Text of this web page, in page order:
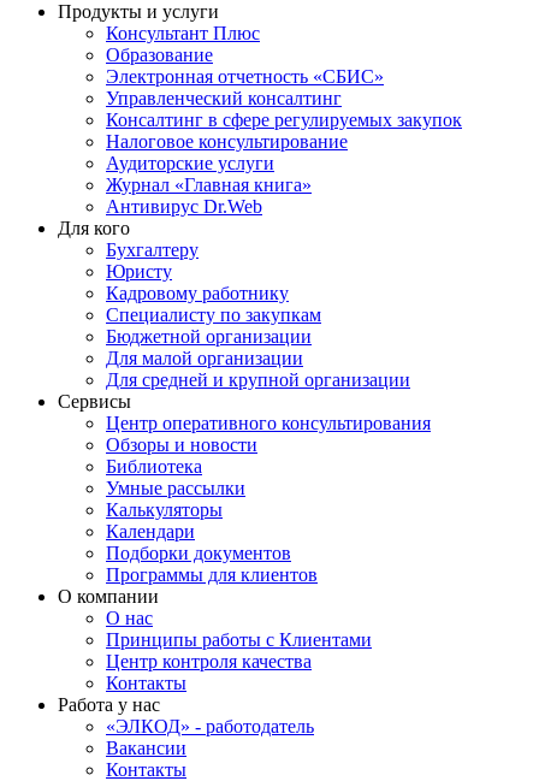
Продукты и услуги
Консультант Плюс
Образование
Электронная отчетность «СБИС»
Управленческий консалтинг
Консалтинг в сфере регулируемых закупок
Налоговое консультирование
Аудиторские услуги
Журнал «Главная книга»
Антивирус Dr.Web
Для кого
Бухгалтеру
Юристу
Кадровому работнику
Специалисту по закупкам
Бюджетной организации
Для малой организации
Для средней и крупной организации
Сервисы
Центр оперативного консультирования
Обзоры и новости
Библиотека
Умные рассылки
Калькуляторы
Календари
Подборки документов
Программы для клиентов
О компании
О нас
Принципы работы с Клиентами
Центр контроля качества
Контакты
Работа у нас
«ЭЛКОД» - работодатель
Вакансии
Контакты